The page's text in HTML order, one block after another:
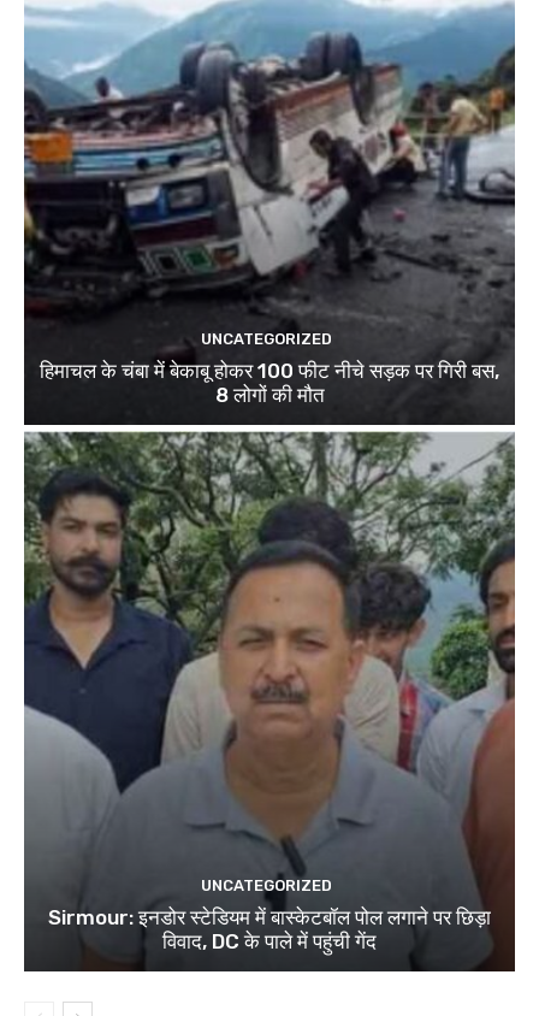
UNCATEGORIZED
हिमाचल के चंबा में बेकाबू होकर 100 फीट नीचे सड़क पर गिरी बस,
8 लोगों की मौत
UNCATEGORIZED
Sirmour: इनडोर स्टेडियम में बास्केटबॉल पोल लगाने पर छिड़ा
विवाद, DC के पाले में पहुंची गेंद